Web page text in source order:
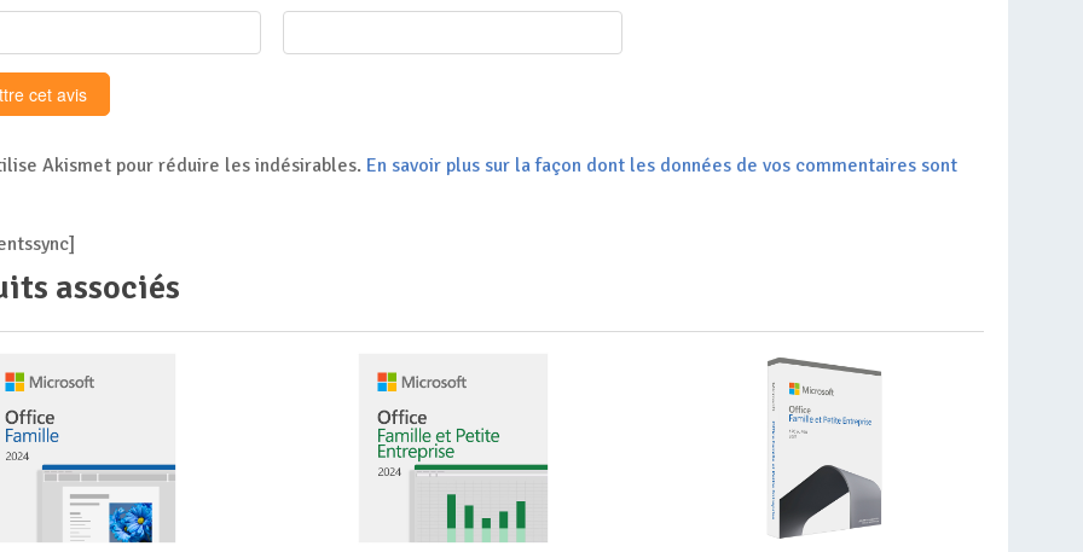
Akismet pour réduire les indésirables. En savoir plus sur la façon dont les données de vos commentaires sont
associés